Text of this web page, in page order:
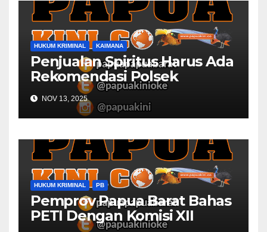
HUKUM KRIMINAL KAIMANA
Penjualan Spiritus Harus Ada
Rekomendasi Polsek
Kaimana
NOV 13, 2025
HUKUM KRIMINAL PB
Pemprov Papua Barat Bahas
PETI Dengan Komisi XII